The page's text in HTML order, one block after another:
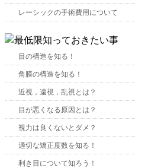
レーシックの手術費用について
目の構造を知る！
角膜の構造を知る！
近視，遠視，乱視とは？
目が悪くなる原因とは？
視力は良くないとダメ？
適切な矯正度数を知る！
利き目について知ろう！